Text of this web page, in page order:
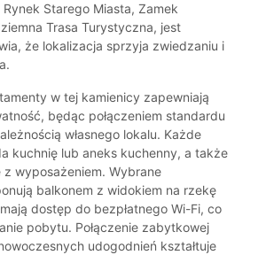
Starego Miasta, Zamek
Trasa Turystyczna, jest
że lokalizacja sprzyja zwiedzaniu i
w tej kamienicy zapewniają
będąc połączeniem standardu
własnego lokalu. Każde
kuchnię lub aneks kuchenny, a także
z wyposażeniem. Wybrane
balkonem z widokiem na rzekę
dostęp do bezpłatnego Wi-Fi, co
pobytu. Połączenie zabytkowej
udogodnień kształtuje